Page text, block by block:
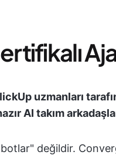
uzmanları
AI takım
botlar" değildir.